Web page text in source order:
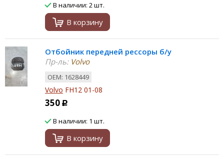
В наличии: 2 шт.
В корзину
Отбойник передней рессоры б/у
Пр-ль:Volvo
ОЕМ: 1628449
Volvo FH12 01-08
350 Р
В наличии: 1 шт.
В корзину